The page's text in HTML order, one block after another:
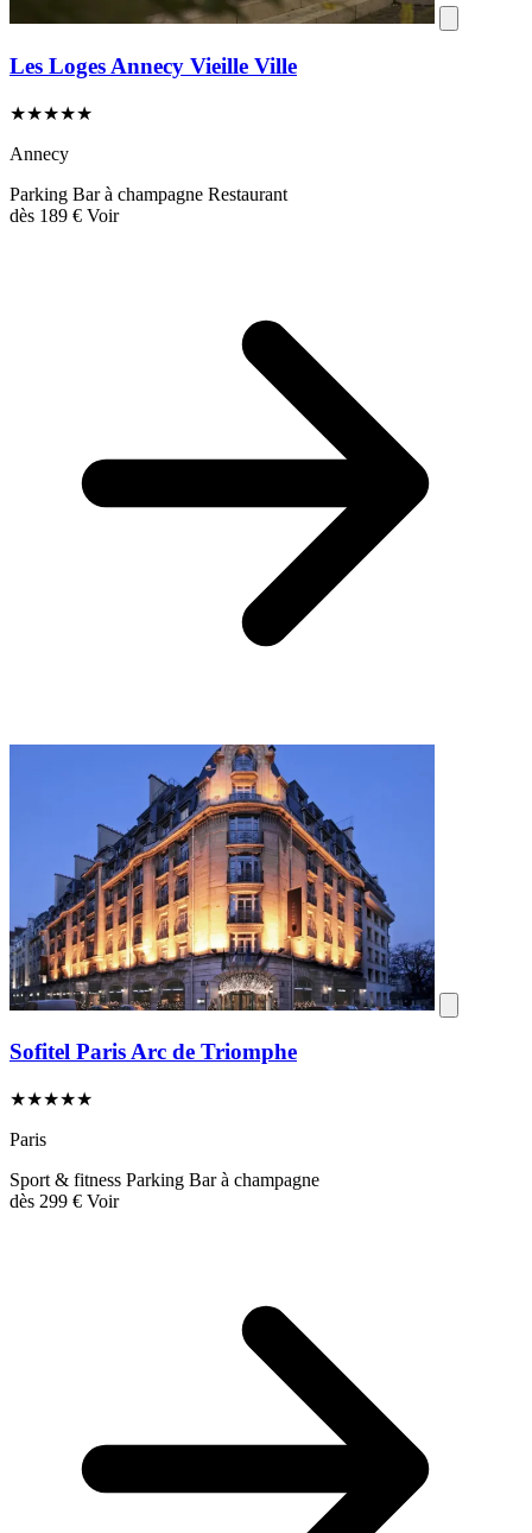
Les Loges Annecy Vieille Ville
★★★★★
Annecy
Parking Bar à champagne Restaurant
dès 189 € Voir
Sofitel Paris Arc de Triomphe
★★★★★
Paris
Sport & fitness Parking Bar à champagne
dès 299 € Voir